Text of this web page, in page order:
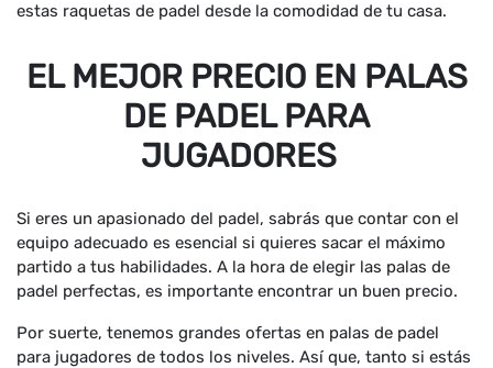
estas raquetas de padel desde la comodidad de tu casa.
EL MEJOR PRECIO EN PALAS
DE PADEL PARA
JUGADORES
Si eres un apasionado del padel, sabrás que contar con el
equipo adecuado es esencial si quieres sacar el máximo
partido a tus habilidades. A la hora de elegir las palas de
padel perfectas, es importante encontrar un buen precio.
Por suerte, tenemos grandes ofertas en palas de padel
para jugadores de todos los niveles. Así que, tanto si estás